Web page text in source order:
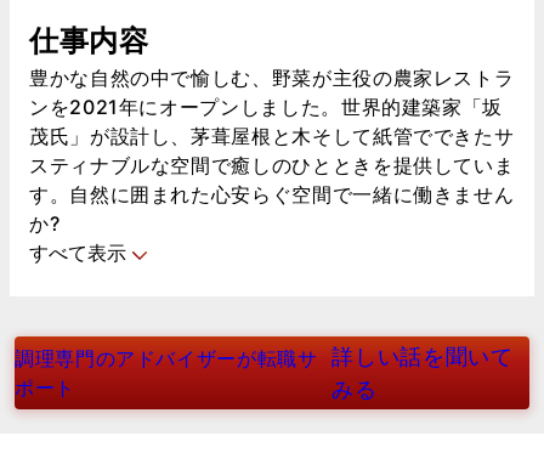
仕事内容
豊かな自然の中で愉しむ、野菜が主役の農家レストラ
ンを2021年にオープンしました。世界的建築家「坂
茂氏」が設計し、茅葺屋根と木そして紙管でできたサ
スティナブルな空間で癒しのひとときを提供していま
す。自然に囲まれた心安らぐ空間で一緒に働きません
か?
すべて表示
調理専門のアドバイザーが転職サ
ポート
詳しい話を聞いて
みる